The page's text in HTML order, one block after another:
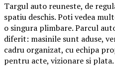
Targul auto reuneste, de
spatiu deschis. Poti vedea
o singura plimbare. Parcul
diferit: masinile sunt aduse,
cadru organizat, cu echipa
pentru acte, vizionare si plata.